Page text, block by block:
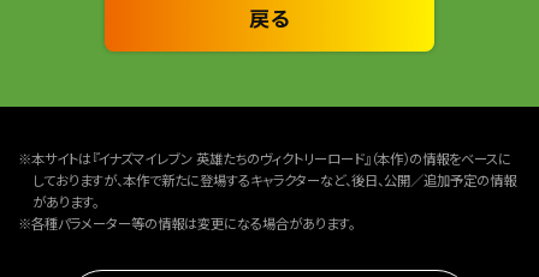
戻る
※本サイトは『イナズマイレブン 英雄たちのヴィクトリーロード』（本作）の情報をベースに
しておりますが、本作で新たに登場するキャラクターなど、後日、公開／追加予定の情報
があります。
※各種パラメーター等の情報は変更になる場合があります。